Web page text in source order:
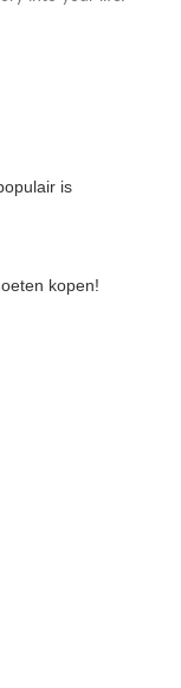
is
kopen!